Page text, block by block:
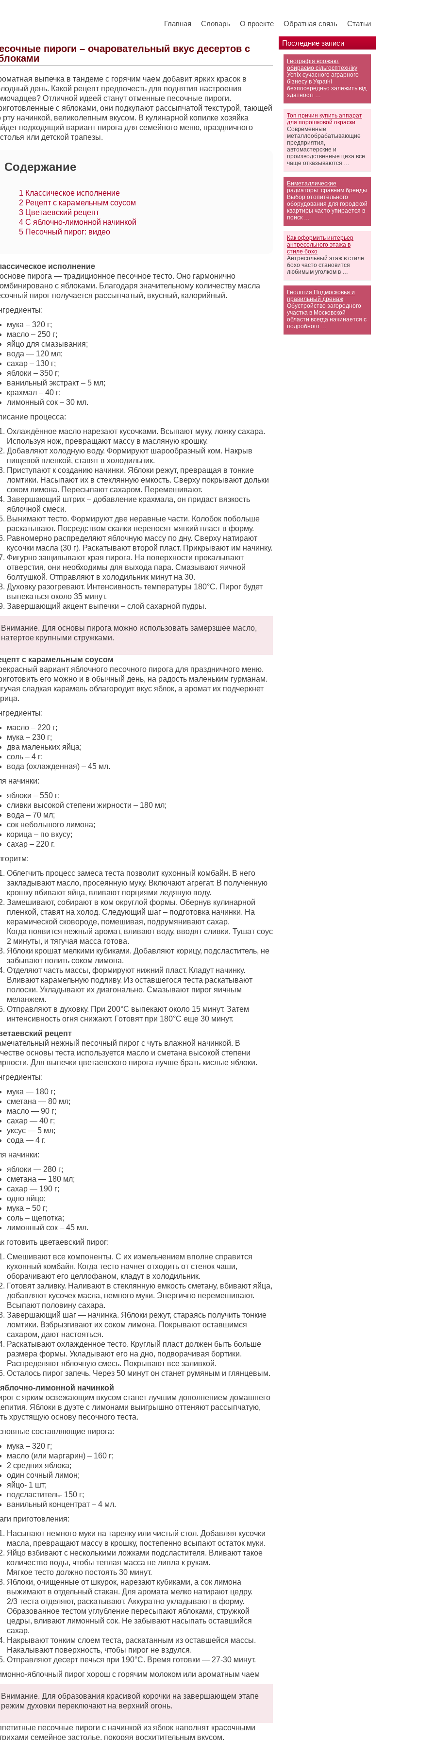
Главная Словарь О проекте Обратная связь Статьи
Последние записи
Географія врожаю:
обираємо сільгосптехніку
Успіх сучасного аграрного
бізнесу в Україні
безпосередньо залежить від
здатності …
Топ причин купить аппарат
для порошковой окраски
Современные
металлообрабатывающие
предприятия,
автомастерские и
производственные цеха все
чаще отказываются …
Биметаллические
радиаторы: сравним бренды
Выбор отопительного
оборудования для городской
квартиры часто упирается в
поиск …
Как оформить интерьер
антресольного этажа в
стиле бохо
Антресольный этаж в стиле
бохо часто становится
любимым уголком в …
Геология Подмосковья и
правильный дренаж
Обустройство загородного
участка в Московской
области всегда начинается с
подробного …
пироги – очаровательный вкус десертов с
выпечка в тандеме с горячим чаем добавит ярких красок в
день. Какой рецепт предпочесть для поднятия настроения
Отличной идеей станут отменные песочные пироги.
с яблоками, они подкупают рассыпчатой текстурой, тающей
рту начинкой, великолепным вкусом. В кулинарной копилке хозяйка
подходящий вариант пирога для семейного меню, праздничного
или детской трапезы.
Содержание
1 Классическое исполнение
2 Рецепт с карамельным соусом
3 Цветаевский рецепт
4 С яблочно-лимонной начинкой
5 Песочный пирог: видео
исполнение
пирога — традиционное песочное тесто. Оно гармонично
с яблоками. Благодаря значительному количеству масла
пирог получается рассыпчатый, вкусный, калорийный.
мука – 320 г;
масло – 250 г;
яйцо для смазывания;
вода — 120 мл;
сахар – 130 г;
яблоки – 350 г;
ванильный экстракт – 5 мл;
крахмал – 40 г;
лимонный сок – 30 мл.
процесса:
Охлаждённое масло нарезают кусочками. Всыпают муку, ложку сахара.
Используя нож, превращают массу в масляную крошку.
Добавляют холодную воду. Формируют шарообразный ком. Накрыв
пищевой пленкой, ставят в холодильник.
Приступают к созданию начинки. Яблоки режут, превращая в тонкие
ломтики. Насыпают их в стеклянную емкость. Сверху покрывают дольки
соком лимона. Пересыпают сахаром. Перемешивают.
Завершающий штрих – добавление крахмала, он придаст вязкость
яблочной смеси.
Вынимают тесто. Формируют две неравные части. Колобок побольше
раскатывают. Посредством скалки переносят мягкий пласт в форму.
Равномерно распределяют яблочную массу по дну. Сверху натирают
кусочки масла (30 г). Раскатывают второй пласт. Прикрывают им начинку.
Фигурно защипывают края пирога. На поверхности прокалывают
отверстия, они необходимы для выхода пара. Смазывают яичной
болтушкой. Отправляют в холодильник минут на 30.
Духовку разогревают. Интенсивность температуры 180°C. Пирог будет
выпекаться около 35 минут.
Завершающий акцент выпечки – слой сахарной пудры.
Внимание. Для основы пирога можно использовать замерзшее масло,
натертое крупными стружками.
с карамельным соусом
вариант яблочного песочного пирога для праздничного меню.
его можно и в обычный день, на радость маленьким гурманам.
сладкая карамель облагородит вкус яблок, а аромат их подчеркнет
масло – 220 г;
мука – 230 г;
два маленьких яйца;
соль – 4 г;
вода (охлажденная) – 45 мл.
начинки:
яблоки – 550 г;
сливки высокой степени жирности – 180 мл;
вода – 70 мл;
сок небольшого лимона;
корица – по вкусу;
сахар – 220 г.
Облегчить процесс замеса теста позволит кухонный комбайн. В него
закладывают масло, просеянную муку. Включают агрегат. В полученную
крошку вбивают яйца, вливают порциями ледяную воду.
Замешивают, собирают в ком округлой формы. Обернув кулинарной
пленкой, ставят на холод. Следующий шаг – подготовка начинки. На
керамической сковороде, помешивая, подрумянивают сахар.
Когда появится нежный аромат, вливают воду, вводят сливки. Тушат соус
2 минуты, и тягучая масса готова.
Яблоки крошат мелкими кубиками. Добавляют корицу, подсластитель, не
забывают полить соком лимона.
Отделяют часть массы, формируют нижний пласт. Кладут начинку.
Вливают карамельную подливу. Из оставшегося теста раскатывают
полоски. Укладывают их диагонально. Смазывают пирог яичным
меланжем.
Отправляют в духовку. При 200°C выпекают около 15 минут. Затем
интенсивность огня снижают. Готовят при 180°C еще 30 минут.
рецепт
нежный песочный пирог с чуть влажной начинкой. В
основы теста используется масло и сметана высокой степени
Для выпечки цветаевского пирога лучше брать кислые яблоки.
мука — 180 г;
сметана — 80 мл;
масло — 90 г;
сахар — 40 г;
уксус — 5 мл;
сода — 4 г.
начинки:
яблоки — 280 г;
сметана — 180 мл;
сахар — 190 г;
одно яйцо;
мука – 50 г;
соль – щепотка;
лимонный сок – 45 мл.
готовить цветаевский пирог:
Смешивают все компоненты. С их измельчением вполне справится
кухонный комбайн. Когда тесто начнет отходить от стенок чаши,
оборачивают его целлофаном, кладут в холодильник.
Готовят заливку. Наливают в стеклянную емкость сметану, вбивают яйца,
добавляют кусочек масла, немного муки. Энергично перемешивают.
Всыпают половину сахара.
Завершающий шаг — начинка. Яблоки режут, стараясь получить тонкие
ломтики. Взбрызгивают их соком лимона. Покрывают оставшимся
сахаром, дают настояться.
Раскатывают охлажденное тесто. Круглый пласт должен быть больше
размера формы. Укладывают его на дно, подворачивая бортики.
Распределяют яблочную смесь. Покрывают все заливкой.
Осталось пирог запечь. Через 50 минут он станет румяным и глянцевым.
лимонной начинкой
с ярким освежающим вкусом станет лучшим дополнением домашнего
Яблоки в дуэте с лимонами выигрышно оттеняют рассыпчатую,
хрустящую основу песочного теста.
составляющие пирога:
мука – 320 г;
масло (или маргарин) – 160 г;
2 средних яблока;
один сочный лимон;
яйцо- 1 шт;
подсластитель- 150 г;
ванильный концентрат – 4 мл.
приготовления:
Насыпают немного муки на тарелку или чистый стол. Добавляя кусочки
масла, превращают массу в крошку, постепенно всыпают остаток муки.
Яйцо взбивают с несколькими ложками подсластителя. Вливают такое
количество воды, чтобы теплая масса не липла к рукам.
Мягкое тесто должно постоять 30 минут.
Яблоки, очищенные от шкурок, нарезают кубиками, а сок лимона
выжимают в отдельный стакан. Для аромата мелко натирают цедру.
2/3 теста отделяют, раскатывают. Аккуратно укладывают в форму.
Образованное тестом углубление пересыпают яблоками, стружкой
цедры, вливают лимонный сок. Не забывают насыпать оставшийся
сахар.
Накрывают тонким слоем теста, раскатанным из оставшейся массы.
Накалывают поверхность, чтобы пирог не вздулся.
Отправляют десерт печься при 190°C. Время готовки — 27-30 минут.
яблочный пирог хорош с горячим молоком или ароматным чаем
Внимание. Для образования красивой корочки на завершающем этапе
режим духовки переключают на верхний огонь.
песочные пироги с начинкой из яблок наполнят красочными
семейное застолье, покоряя восхитительным вкусом,